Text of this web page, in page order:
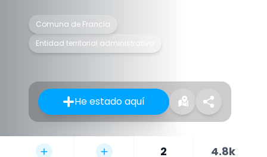
Comuna de Francia
Entidad territorial administrativa
He estado aquí
2 4.8k